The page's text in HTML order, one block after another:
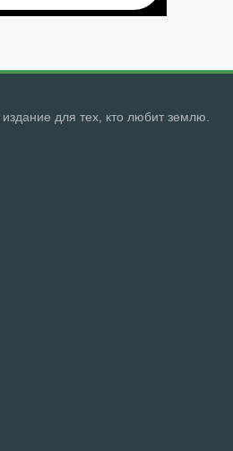
для тех, кто любит землю.